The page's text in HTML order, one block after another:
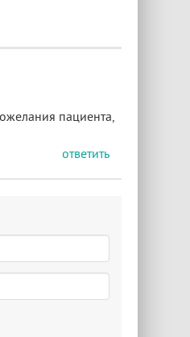
пациента,
ответить